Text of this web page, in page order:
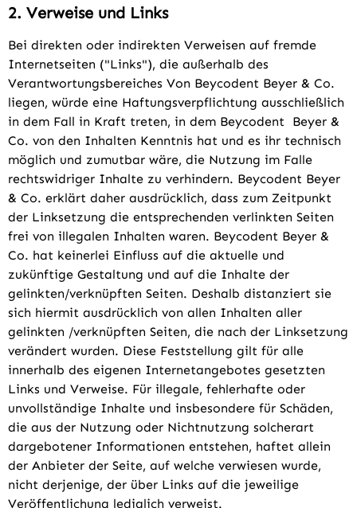
2. Verweise und Links
Bei direkten oder indirekten Verweisen auf fremde
Internetseiten ("Links"), die außerhalb des
Verantwortungsbereiches Von Beycodent Beyer & Co.
liegen, würde eine Haftungsverpflichtung ausschließlich
in dem Fall in Kraft treten, in dem Beycodent Beyer &
Co. von den Inhalten Kenntnis hat und es ihr technisch
möglich und zumutbar wäre, die Nutzung im Falle
rechtswidriger Inhalte zu verhindern. Beycodent Beyer
& Co. erklärt daher ausdrücklich, dass zum Zeitpunkt
der Linksetzung die entsprechenden verlinkten Seiten
frei von illegalen Inhalten waren. Beycodent Beyer &
Co. hat keinerlei Einfluss auf die aktuelle und
zukünftige Gestaltung und auf die Inhalte der
gelinkten/verknüpften Seiten. Deshalb distanziert sie
sich hiermit ausdrücklich von allen Inhalten aller
gelinkten /verknüpften Seiten, die nach der Linksetzung
verändert wurden. Diese Feststellung gilt für alle
innerhalb des eigenen Internetangebotes gesetzten
Links und Verweise. Für illegale, fehlerhafte oder
unvollständige Inhalte und insbesondere für Schäden,
die aus der Nutzung oder Nichtnutzung solcherart
dargebotener Informationen entstehen, haftet allein
der Anbieter der Seite, auf welche verwiesen wurde,
nicht derjenige, der über Links auf die jeweilige
Veröffentlichung lediglich verweist.